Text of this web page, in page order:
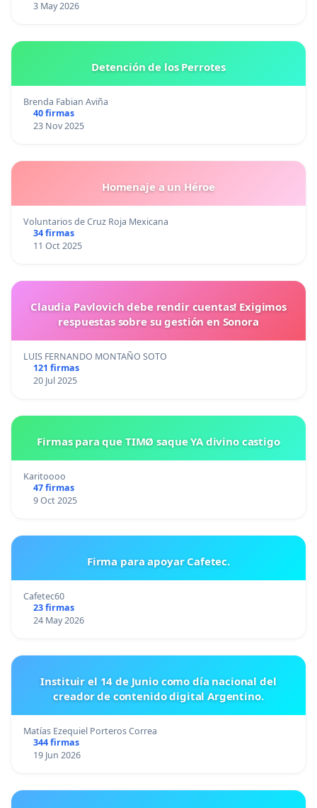
3 May 2026
Detención de los Perrotes
Brenda Fabian Aviña
40 firmas
23 Nov 2025
Homenaje a un Héroe
Voluntarios de Cruz Roja Mexicana
34 firmas
11 Oct 2025
Claudia Pavlovich debe rendir cuentas! Exigimos
respuestas sobre su gestión en Sonora
LUIS FERNANDO MONTAÑO SOTO
121 firmas
20 Jul 2025
Firmas para que TIMØ saque YA divino castigo
Karitoooo
47 firmas
9 Oct 2025
Firma para apoyar Cafetec.
Cafetec60
23 firmas
24 May 2026
Instituir el 14 de Junio como día nacional del
creador de contenido digital Argentino.
Matías Ezequiel Porteros Correa
344 firmas
19 Jun 2026